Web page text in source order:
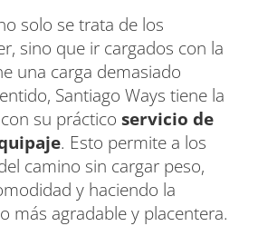
solo se trata de los
sino que ir cargados con la
una carga demasiado
Santiago Ways tiene la
su práctico servicio de
. Esto permite a los
camino sin cargar peso,
y haciendo la
más agradable y placentera.